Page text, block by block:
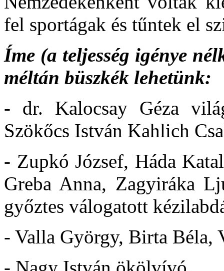
fel sportágak és tűntek el
Íme (a teljesség igénye
méltán büszkék lehetünk:
- dr. Kalocsay Géza
Szökőcs István Kahlich
- Zupkó József, Háda
Greba Anna, Zagyiráka
győztes válogatott
- Valla György, Birta Béla,